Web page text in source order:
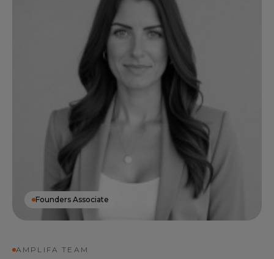
Founders Associate
AMPLIFA TEAM